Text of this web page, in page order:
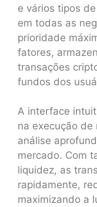
e vários tipos
em todas as
prioridade
fatores,
transações
fundos dos
A interface
na execução de
análise
mercado. Com
liquidez, as
rapidamente,
maximizando a